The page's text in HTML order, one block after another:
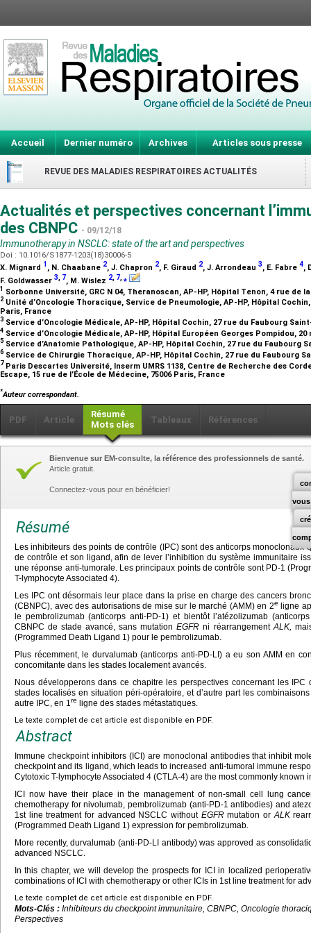
Accueil Dernier numéro Archives Articles sous presse
REVUE DES MALADIES RESPIRATOIRES ACTUALITÉS
Actualités et perspectives concernant
des CBNPC - 09/12/18
Immunotherapy in NSCLC: state of the art and perspectives
Doi : 10.1016/S1877-1203(18)30006-5
X. Mignard 1 , N. Chaabane 2, J. Chapron 2, F. Giraud 2, J. Arrondeau 3, E. Fabre 4,
F. Goldwasser 3 7, M. Wislez 2 7 ⁎
1 Sorbonne Université, GRC N 04, Theranoscan, AP-HP, Hôpital Tenon, 4 rue de
2 Unité d’Oncologie Thoracique, Service de Pneumologie, AP-HP, Hôpital
Paris, France
3 Service d’Oncologie Médicale, AP-HP, Hôpital Cochin, 27 rue du Faubourg
4 Service d’Oncologie Médicale, AP-HP, Hôpital Européen Georges Pompidou,
5 Service d’Anatomie Pathologique, AP-HP, Hôpital Cochin, 27 rue du Faubourg
6 Service de Chirurgie Thoracique, AP-HP, Hôpital Cochin, 27 rue du Faubourg
7 Paris Descartes Université, Inserm UMRS 1138, Centre de Recherche des
Escape, 15 rue de l’École de Médecine, 75006 Paris, France
*Auteur correspondant.
PDF Article
Résumé
Mots clés
Tableaux Références
vous
Bienvenue sur EM-consulte, la référence des professionnels de santé.
Article gratuit.
Connectez-vous pour en bénéficier!
Résumé
Les inhibiteurs des points de contrôle (IPC) sont des anticorps monoclonaux
de contrôle et son ligand, afin de lever l’inhibition du système immunitaire
une réponse anti-tumorale. Les principaux points de contrôle sont PD-1
T-lymphocyte Associated 4).
Les IPC ont désormais leur place dans la prise en charge des cancers
(CBNPC), avec des autorisations de mise sur le marché (AMM) en 2e
ligne
le pembrolizumab (anticorps anti-PD-1) et bientôt l’atézolizumab
CBNPC de stade avancé, sans mutationEGFR ni réarrangementALK,
(Programmed Death Ligand 1) pour le pembrolizumab.
Plus récemment, le durvalumab (anticorps anti-PD-LI) a eu son AMM en
concomitante dans les stades localement avancés.
Nous développerons dans ce chapitre les perspectives concernant les IPC
stades localisés en situation péri-opératoire, et d’autre part les
autre IPC, en 1re ligne des stades métastatiques.
Le texte complet de cet article est disponible en PDF.
Abstract
Immune checkpoint inhibitors (ICI) are monoclonal antibodies that inhibit
checkpoint and its ligand, which leads to increased anti-tumoral immune
Cytotoxic T-lymphocyte Associated 4 (CTLA-4) are the most commonly known
ICI now have their place in the management of non-small cell lung
chemotherapy for nivolumab, pembrolizumab (anti-PD-1 antibodies) and
1st line treatment for advanced NSCLC without EGFRmutation orALK
(Programmed Death Ligand 1) expression for pembrolizumab.
More recently, durvalumab (anti-PD-LI antibody) was approved as
advanced NSCLC.
In this chapter, we will develop the prospects for ICI in localized
combinations of ICI with chemotherapy or other ICIs in 1st line treatment for
Le texte complet de cet article est disponible en PDF.
Mots-Clés : Inhibiteurs du checkpoint immunitaire, CBNPC, Oncologie
Perspectives